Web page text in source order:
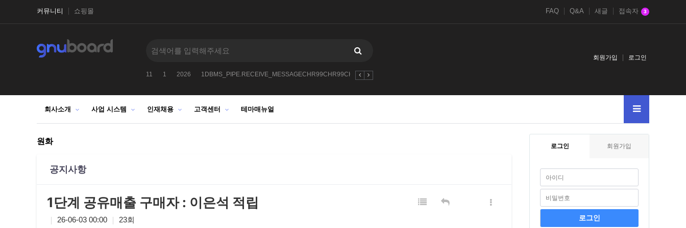
커뮤니티 쇼핑몰 FAQ Q&A 새글 접속자 3
11 1 2026 1DBMS_PIPE.RECEIVE_MESSAGECHR99CHR99CHR9912
회원가입 로그인
회사소개 사업 시스템 인재채용 고객센터 테마매뉴얼
원화
공지사항
1단계 공유매출 구매자 : 이은석 적립
26-06-03 00:00 23회
로그인 회원가입